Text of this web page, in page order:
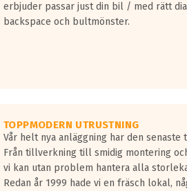
svarta vågor
tillåtna enligt nya
erbjuder passar just din bil / med rätt
backspace och bultmönster.
TOPPMODERN UTRUSTNING
Vår helt nya anläggning har den
Från tillverkning till smidig montering
vi kan utan problem hantera alla
Redan år 1999 hade vi en fräsch lokal,